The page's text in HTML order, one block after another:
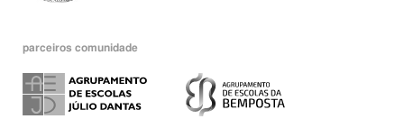
parceiros comunidade